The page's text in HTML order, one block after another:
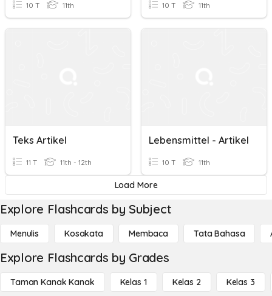
10 T 11th 10 T 11th
Teks Artikel
11 T 11th - 12th
Lebensmittel - Artikel
10 T 11th
Load More
Explore Flashcards by Subject
Menulis Kosakata Membaca Tata Bahasa
Explore Flashcards by Grades
Taman Kanak Kanak Kelas 1 Kelas 2 Kelas 3